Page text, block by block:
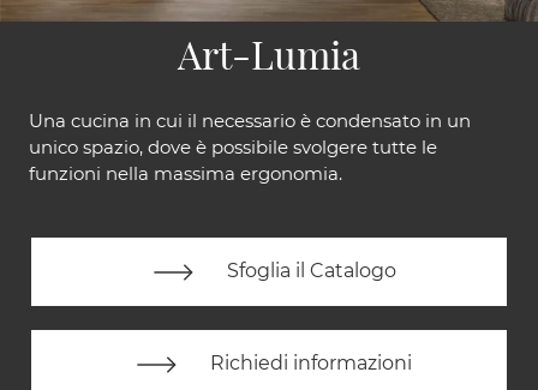
Art-Lumia
Una cucina in cui il necessario è condensato in un
unico spazio, dove è possibile svolgere tutte le
funzioni nella massima ergonomia.
Sfoglia il Catalogo
Richiedi informazioni